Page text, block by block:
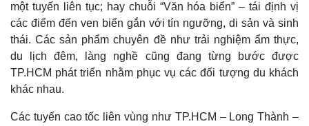
Bất động sản
Khởi nghiệp
Giá vàng
Tiêu dùng
Tỷ giá
Chứng khoán
Giá cà phê
một tuyến liên tục; hay chuỗi “Văn hóa biển” – tái định vị
các điểm đến ven biển gắn với tín ngưỡng, di sản và sinh
thái. Các sản phẩm chuyên đề như trải nghiệm ẩm thực,
du lịch đêm, làng nghề cũng đang từng bước được
TP.HCM phát triển nhằm phục vụ các đối tượng du khách
khác nhau.
Các tuyến cao tốc liên vùng như TP.HCM – Long Thành –